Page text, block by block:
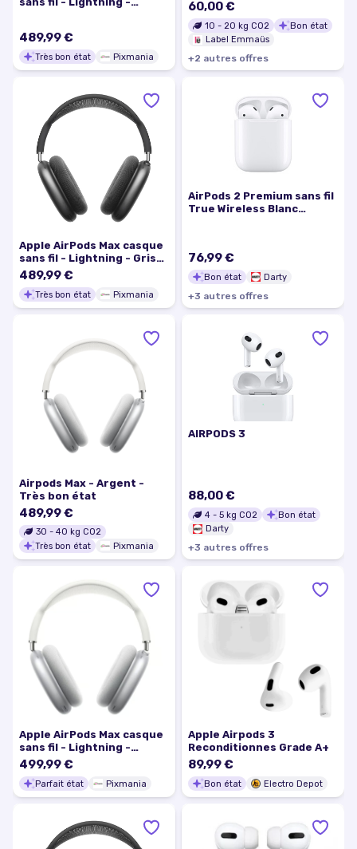
489,99 €
Très bon état Pixmania
60,00 €
10 - 20 kg CO2
Bon état
Label Emmaüs
+2 autres offres
Apple AirPods Max casque
sans fil - Lightning - Gris
sidéral - Très bon état
489,99 €
Très bon état Pixmania
AirPods 2 Premium sans fil
True Wireless Blanc
76,99 €
Bon état Darty
+3 autres offres
Airpods Max - Argent -
Très bon état
489,99 €
30 - 40 kg CO2
Très bon état
Pixmania
AIRPODS 3
88,00 €
4 - 5 kg CO2
Bon état
Darty
+3 autres offres
Apple AirPods Max casque
sans fil - Lightning -
Argent - Excellent état
499,99 €
Parfait état Pixmania
Apple Airpods 3
Reconditionnes Grade A+
89,99 €
Bon état Electro Depot